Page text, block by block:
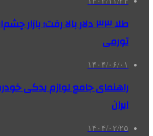
طلا ۳۳ دلار بالا رفت؛ بازار
تورمی
۱۴۰۴/۰۶/۰۱
راهنمای جامع لوازم یدکی
ایران
۱۴۰۴/۰۲/۲۵